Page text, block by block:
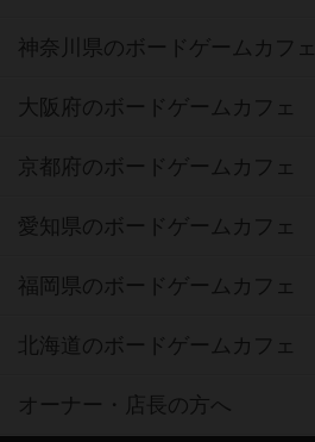
神奈川県のボードゲームカフェ
大阪府のボードゲームカフェ
京都府のボードゲームカフェ
愛知県のボードゲームカフェ
福岡県のボードゲームカフェ
北海道のボードゲームカフェ
オーナー・店長の方へ